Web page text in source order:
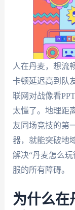
人在丹麦，想流
卡顿延迟高到队
联网对战像看
太懂了。地理距
友同场竞技的第
器，就能突破地
解决“丹麦怎么
服的所有障碍。
为什么在